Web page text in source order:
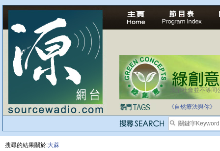
法治社會並不等同
《自然療法與你》
搜尋的結果關於:大蔴